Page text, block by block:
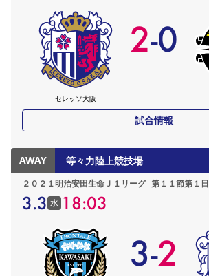
セレッソ大阪
2-0
試合情報
AWAY 等々力陸上競技場
２０２１明治安田生命Ｊ１リーグ 第１１節第１日
3.3 水 18:03
3-2